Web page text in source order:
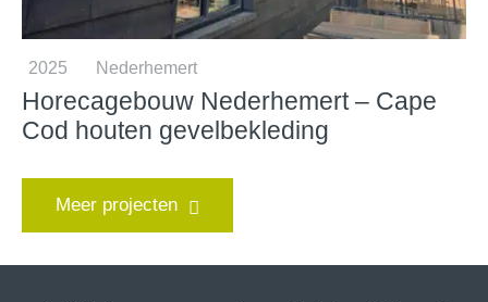
2025 Nederhemert
Horecagebouw Nederhemert – Cape
Cod houten gevelbekleding
Meer projecten